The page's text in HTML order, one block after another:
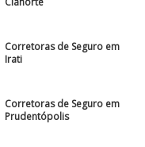
Corretoras de Seguro em
Irati
Corretoras de Seguro em
Prudentópolis